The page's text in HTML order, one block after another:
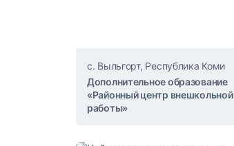
с. Выльгорт, Республика Коми
Дополнительное образование
«Районный центр внешкольной
работы»